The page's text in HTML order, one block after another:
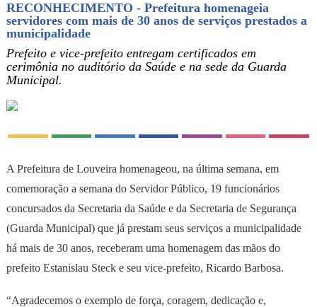
RECONHECIMENTO - Prefeitura homenageia
servidores com mais de 30 anos de serviços prestados a
municipalidade
Prefeito e vice-prefeito entregam certificados em
cerimônia no auditório da Saúde e na sede da Guarda
Municipal.
A Prefeitura de Louveira homenageou, na última semana, em
comemoração a semana do Servidor Público, 19 funcionários
concursados da Secretaria da Saúde e da Secretaria de Segurança
(Guarda Municipal) que já prestam seus serviços a municipalidade
há mais de 30 anos, receberam uma homenagem das mãos do
prefeito Estanislau Steck e seu vice-prefeito, Ricardo Barbosa.
“Agradecemos o exemplo de força, coragem, dedicação e,